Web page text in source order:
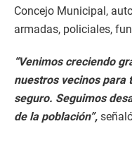
Concejo Municipal,
armadas, policiales,
“Venimos creciendo
nuestros vecinos para
seguro. Seguimos
de la población”,